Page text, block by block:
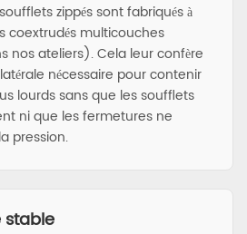
zippés sont fabriqués à
coextrudés multicouches
nos ateliers). Cela leur confère
nécessaire pour contenir
lourds sans que les soufflets
ni que les fermetures ne
pression.
stable